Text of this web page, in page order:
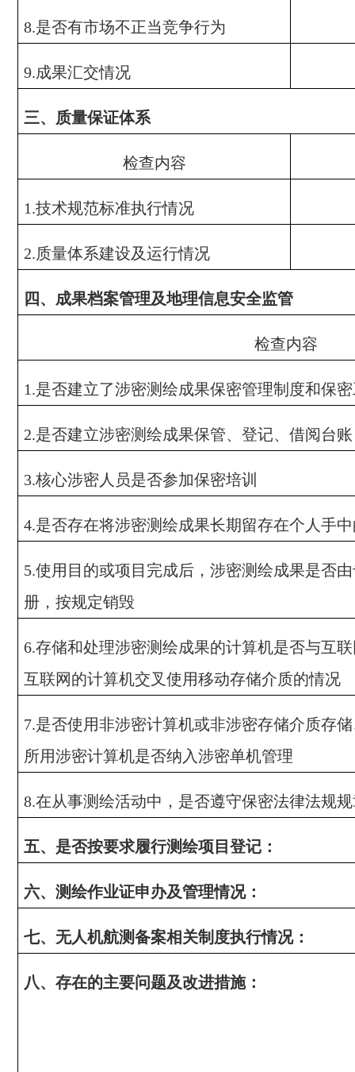
8.是否有市场不正当竞争行为
9.成果汇交情况
三、质量保证体系
检查内容
1.技术规范标准执行情况
2.质量体系建设及运行情况
四、成果档案管理及地理信息安全监管
检查内容
1.是否建立了涉密测绘成果保密管理制度和保
2.是否建立涉密测绘成果保管、登记、借阅台账
3.核心涉密人员是否参加保密培训
4.是否存在将涉密测绘成果长期留存在个人手
5.使用目的或项目完成后，涉密测绘成果是否
册，按规定销毁
6.存储和处理涉密测绘成果的计算机是否与互
互联网的计算机交叉使用移动存储介质的情况
7.是否使用非涉密计算机或非涉密存储介质存
所用涉密计算机是否纳入涉密单机管理
8.在从事测绘活动中，是否遵守保密法律法规
五、是否按要求履行测绘项目登记：
六、测绘作业证申办及管理情况：
七、无人机航测备案相关制度执行情况：
八、存在的主要问题及改进措施：